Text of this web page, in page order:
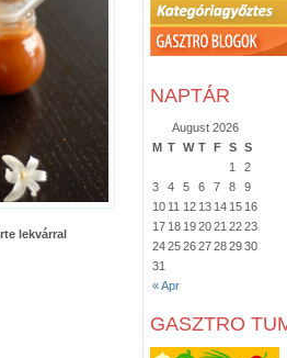
lekvárral
NAPTÁR
August 2026
M T W T F S S
« Apr
1
2
3
4 5 6 7 8
9
10 11 12 13 14 15 16
17 18 192021 2223
24252627282930
31
GASZTRO